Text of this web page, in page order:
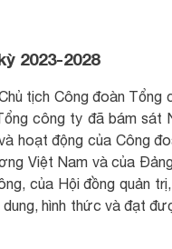
2023-2028
tịch Công đoàn Tổng
công ty đã bám sát
hoạt động của Công
Việt Nam và của
của Hội đồng quản
hình thức và đạt